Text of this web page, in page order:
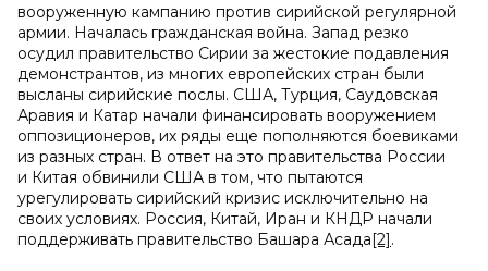
вооруженную кампанию против сирийской регулярной
армии. Началась гражданская война. Запад резко
осудил правительство Сирии за жестокие подавления
демонстрантов, из многих европейских стран были
высланы сирийские послы. США, Турция, Саудовская
Аравия и Катар начали финансировать вооружением
оппозиционеров, их ряды еще пополняются боевиками
из разных стран. В ответ на это правительства России
и Китая обвинили США в том, что пытаются
урегулировать сирийский кризис исключительно на
своих условиях. Россия, Китай, Иран и КНДР начали
поддерживать правительство Башара Асада[2].